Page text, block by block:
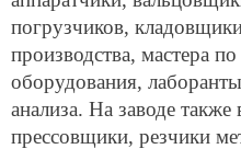
погрузчиков,
производства, мастера
оборудования,
анализа. На заводе также
прессовщики, резчики